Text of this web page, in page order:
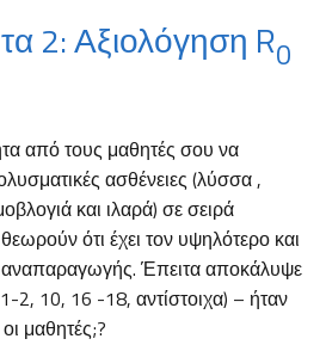
2: Αξιολόγηση R0
από τους μαθητές σου να
ασθένειες (λύσσα ,
και ιλαρά) σε σειρά
ότι έχει τον υψηλότερο και
αναπαραγωγής. Έπειτα αποκάλυψε
2, 10, 16 -18, αντίστοιχα) – ήταν
μαθητές;?